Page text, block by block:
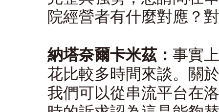
院經營者有什麼對應？
納塔奈爾卡米茲： 事實
花比較多時間來談。關
我們可以從串流平台在